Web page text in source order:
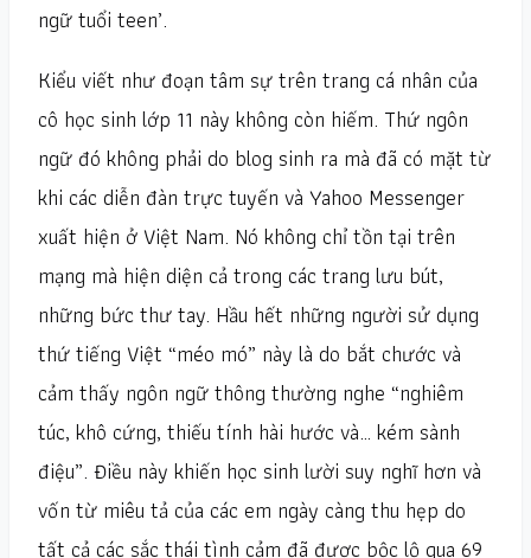
ngữ tuổi teen’.
Kiểu viết như đoạn tâm sự trên trang cá nhân của
cô học sinh lớp 11 này không còn hiếm. Thứ ngôn
ngữ đó không phải do blog sinh ra mà đã có mặt từ
khi các diễn đàn trực tuyến và Yahoo Messenger
xuất hiện ở Việt Nam. Nó không chỉ tồn tại trên
mạng mà hiện diện cả trong các trang lưu bút,
những bức thư tay. Hầu hết những người sử dụng
thứ tiếng Việt “méo mó” này là do bắt chước và
cảm thấy ngôn ngữ thông thường nghe “nghiêm
túc, khô cứng, thiếu tính hài hước và… kém sành
điệu”. Điều này khiến học sinh lười suy nghĩ hơn và
vốn từ miêu tả của các em ngày càng thu hẹp do
tất cả các sắc thái tình cảm đã được bộc lộ qua 69